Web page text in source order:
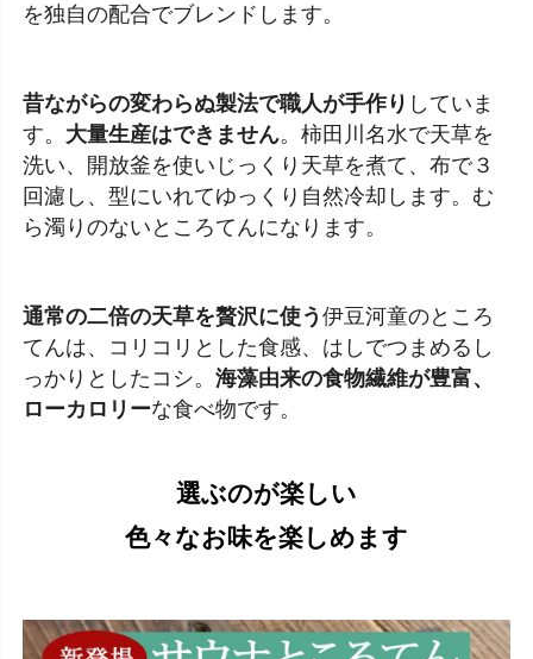
を独自の配合でブレンドします。
昔ながらの変わらぬ製法で職人が手作り していま
す。 大量生産はできません。柿田川名水で天草を
洗い、開放釜を使いじっくり天草を煮て、布で３
回濾し、型にいれてゆっくり自然冷却します。む
ら濁りのないところてんになります。
通常の二倍の天草を贅沢に使う 伊豆河童のところ
てんは、コリコリとした食感、はしでつまめるし
っかりとしたコシ。 海藻由来の食物繊維が豊富、
ローカロリーな食べ物です。
選ぶのが楽しい
色々なお味を楽しめます